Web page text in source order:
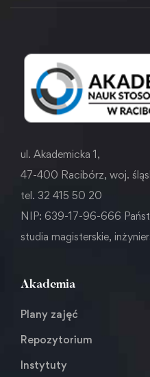
ul. Akademicka 1,
47-400 Racibórz, woj.
tel. 32 415 50 20
NIP: 639-17-96-666
studia magisterskie,
Akademia
Plany zajęć
Repozytorium
Instytuty